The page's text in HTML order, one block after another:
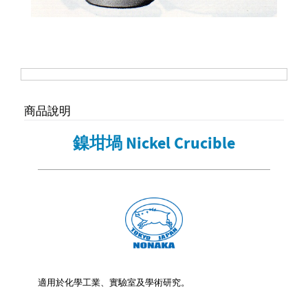
商品說明
鎳坩堝 Nickel Crucible
適用於化學工業、實驗室及學術研究。